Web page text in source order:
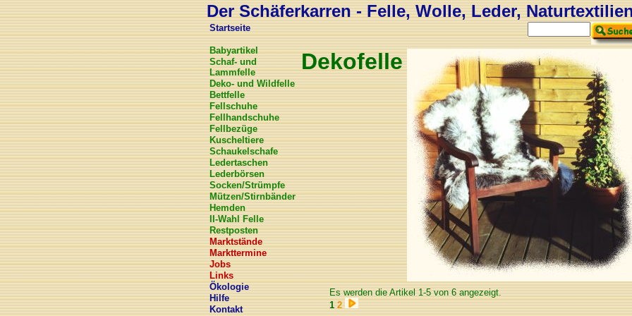
Der Schäferkarren - Felle, Wolle, Leder,
Startseite
Babyartikel
Schaf- und
Lammfelle
Deko- und Wildfelle
Bettfelle
Fellschuhe
Fellhandschuhe
Fellbezüge
Kuscheltiere
Schaukelschafe
Ledertaschen
Lederbörsen
Socken/Strümpfe
Mützen/Stirnbänder
Hemden
II-Wahl Felle
Restposten
Marktstände
Markttermine
Jobs
Links
Ökologie
Hilfe
Kontakt
Dekofelle
Es werden die Artikel 1-5 von 6 angezeigt.
1 2